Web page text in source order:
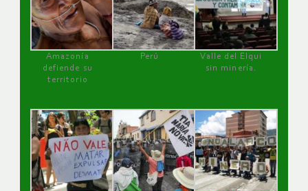
Amazonía
defiende su
territorio
Perú
Valle del Elqui
sin minería.